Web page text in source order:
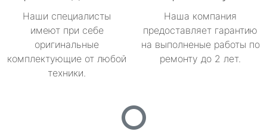
Наши специалисты
имеют при себе
оригинальные
комплектующие от любой
техники.
Наша компания
предоставляет гарантию
на выполненые работы по
ремонту до 2 лет.